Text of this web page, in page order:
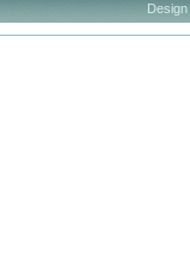
Design